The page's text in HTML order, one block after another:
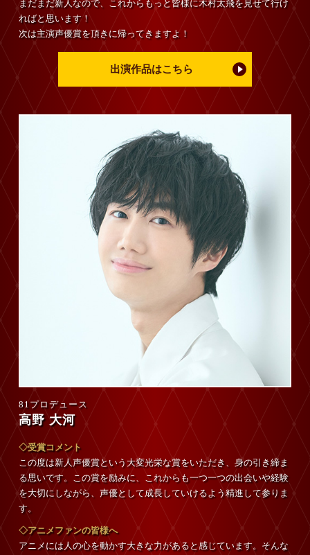
まだまだ新人なので、これからもっと皆様に木村太飛を見せて行け
ればと思います！
次は主演声優賞を頂きに帰ってきますよ！
出演作品はこちら
81プロデュース
高野 大河
◇受賞コメント
この度は新人声優賞という大変光栄な賞をいただき、身の引き締ま
る思いです。この賞を励みに、これからも一つ一つの出会いや経験
を大切にしながら、声優として成長していけるよう精進して参りま
す。
◇アニメファンの皆様へ
アニメには人の心を動かす大きな力があると感じています。そんな